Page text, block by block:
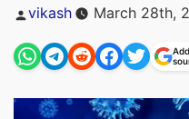
Posted
vikash March 28th,